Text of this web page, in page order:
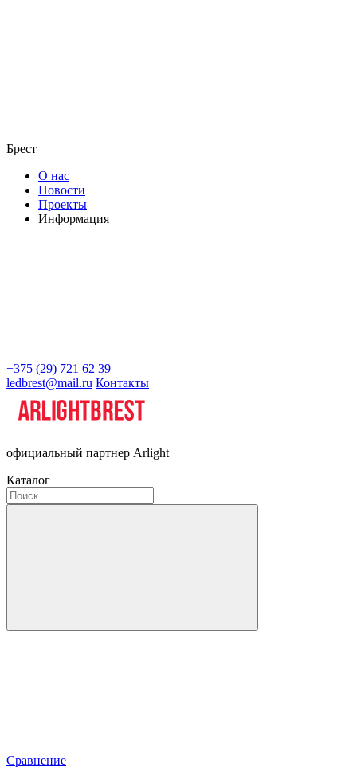
Брест
О нас
Новости
Проекты
Информация
+375 (29) 721 62 39
ledbrest@mail.ru Контакты
официальный партнер Arlight
Каталог
Сравнение